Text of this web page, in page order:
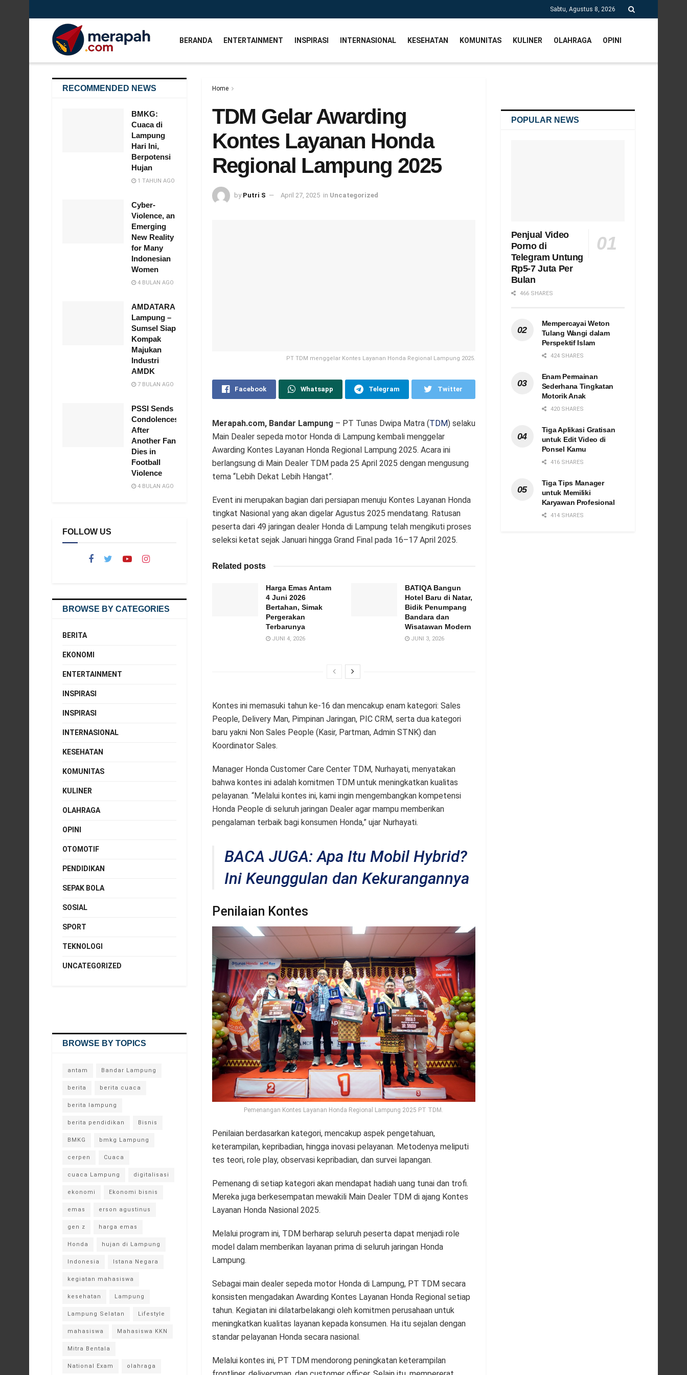
Sabtu, Agustus 8, 2026
BERANDA ENTERTAINMENT INSPIRASI INTERNASIONAL KESEHATAN KOMUNITAS KULINER OLAHRAGA OPINI
Home
TDM Gelar Awarding
Kontes Layanan Honda
Regional Lampung 2025
by Putri S April 27, 2025 in Uncategorized
PT TDM menggelar Kontes Layanan Honda Regional Lampung 2025.
Facebook Whatsapp Telegram Twitter
Merapah.com, Bandar Lampung – PT Tunas Dwipa Matra (TDM) selaku
Main Dealer sepeda motor Honda di Lampung kembali menggelar
Awarding Kontes Layanan Honda Regional Lampung 2025. Acara ini
berlangsung di Main Dealer TDM pada 25 April 2025 dengan mengusung
tema “Lebih Dekat Lebih Hangat”.
Event ini merupakan bagian dari persiapan menuju Kontes Layanan Honda
tingkat Nasional yang akan digelar Agustus 2025 mendatang. Ratusan
peserta dari 49 jaringan dealer Honda di Lampung telah mengikuti proses
seleksi ketat sejak Januari hingga Grand Final pada 16–17 April 2025.
Related posts
Harga Emas Antam
4 Juni 2026
Bertahan, Simak
Pergerakan
Terbarunya
JUNI 4, 2026
BATIQA Bangun
Hotel Baru di Natar,
Bidik Penumpang
Bandara dan
Wisatawan Modern
JUNI 3, 2026
Kontes ini memasuki tahun ke-16 dan mencakup enam kategori: Sales
People, Delivery Man, Pimpinan Jaringan, PIC CRM, serta dua kategori
baru yakni Non Sales People (Kasir, Partman, Admin STNK) dan
Koordinator Sales.
Manager Honda Customer Care Center TDM, Nurhayati, menyatakan
bahwa kontes ini adalah komitmen TDM untuk meningkatkan kualitas
pelayanan. “Melalui kontes ini, kami ingin mengembangkan kompetensi
Honda People di seluruh jaringan Dealer agar mampu memberikan
pengalaman terbaik bagi konsumen Honda,” ujar Nurhayati.
BACA JUGA: Apa Itu Mobil Hybrid?
Ini Keunggulan dan Kekurangannya
Penilaian Kontes
Pemenangan Kontes Layanan Honda Regional Lampung 2025 PT TDM.
Penilaian berdasarkan kategori, mencakup aspek pengetahuan,
keterampilan, kepribadian, hingga inovasi pelayanan. Metodenya meliputi
tes teori, role play, observasi kepribadian, dan survei lapangan.
Pemenang di setiap kategori akan mendapat hadiah uang tunai dan trofi.
Mereka juga berkesempatan mewakili Main Dealer TDM di ajang Kontes
Layanan Honda Nasional 2025.
Melalui program ini, TDM berharap seluruh peserta dapat menjadi role
model dalam memberikan layanan prima di seluruh jaringan Honda
Lampung.
Sebagai main dealer sepeda motor Honda di Lampung, PT TDM secara
konsisten mengadakan Awarding Kontes Layanan Honda Regional setiap
tahun. Kegiatan ini dilatarbelakangi oleh komitmen perusahaan untuk
meningkatkan kualitas layanan kepada konsumen. Ha itu sejalan dengan
standar pelayanan Honda secara nasional.
Melalui kontes ini, PT TDM mendorong peningkatan keterampilan
RECOMMENDED NEWS
BMKG:
Cuaca di
Lampung
Hari Ini,
Berpotensi
Hujan
1 TAHUN AGO
Cyber-
Violence, an
Emerging
New Reality
for Many
Indonesian
Women
4 BULAN AGO
AMDATARA
Lampung –
Sumsel Siap
Kompak
Majukan
Industri
AMDK
7 BULAN AGO
PSSI Sends
Condolences
After
Another Fan
Dies in
Football
Violence
4 BULAN AGO
FOLLOW US
BROWSE BY CATEGORIES
BERITA
EKONOMI
ENTERTAINMENT
INSPIRASI
INSPIRASI
INTERNASIONAL
KESEHATAN
KOMUNITAS
KULINER
OLAHRAGA
OPINI
OTOMOTIF
PENDIDIKAN
SEPAK BOLA
SOSIAL
SPORT
TEKNOLOGI
UNCATEGORIZED
BROWSE BY TOPICS
antam Bandar Lampung
berita berita cuaca
berita lampung
berita pendidikan Bisnis
BMKG bmkg Lampung
cerpen Cuaca
cuaca Lampung digitalisasi
ekonomi Ekonomi bisnis
emas erson agustinus
gen z harga emas
Honda hujan di Lampung
Indonesia Istana Negara
kegiatan mahasiswa
kesehatan Lampung
Lampung Selatan Lifestyle
mahasiswa Mahasiswa KKN
Mitra Bentala
National Exam olahraga
POPULAR NEWS
Penjual Video
Porno di
Telegram Untung
Rp5-7 Juta Per
Bulan
466 SHARES
Mempercayai Weton
Tulang Wangi dalam
Perspektif Islam
424 SHARES
Enam Permainan
Sederhana Tingkatan
Motorik Anak
420 SHARES
Tiga Aplikasi Gratisan
untuk Edit Video di
Ponsel Kamu
416 SHARES
Tiga Tips Manager
untuk Memiliki
Karyawan Profesional
414 SHARES